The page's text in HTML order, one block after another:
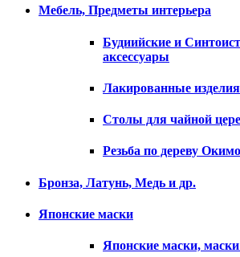
Мебель, Предметы интерьера
Будиийские и
аксессуары
Лакированные изделия
Столы для чайной
Резьба по дереву
Бронза, Латунь, Медь и др.
Японские маски
Японские маски,